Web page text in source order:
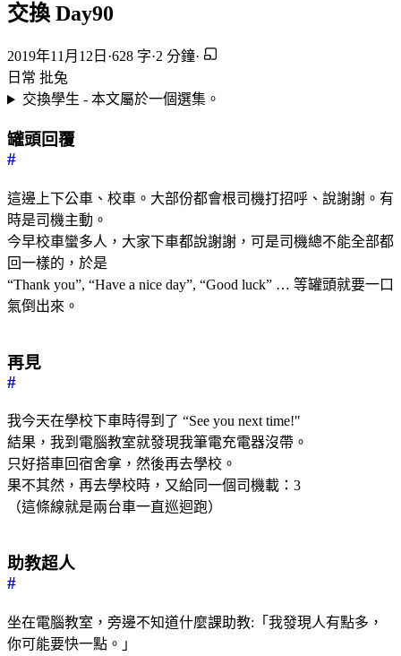
交換 Day90
2019年11月12日 ·628 字·2 分鐘·
日常 批兔
交換學生 - 本文屬於一個選集。
罐頭回覆
#
這邊上下公車、校車。大部份都會根司機打招呼、說謝謝。有
時是司機主動。
今早校車蠻多人，大家下車都說謝謝，可是司機總不能全部都
回一樣的，於是
“Thank you”, “Have a nice day”, “Good luck” … 等罐頭就要一口
氣倒出來。
再見
#
我今天在學校下車時得到了 “See you next time!"
結果，我到電腦教室就發現我筆電充電器沒帶。
只好搭車回宿舍拿，然後再去學校。
果不其然，再去學校時，又給同一個司機載：3
（這條線就是兩台車一直巡迴跑）
助教超人
#
坐在電腦教室，旁邊不知道什麼課助教:「我發現人有點多，
你可能要快一點。」